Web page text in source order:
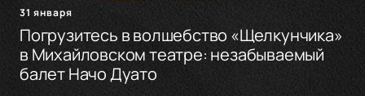
31 января
Погрузитесь в волшебство «Щелкунчика»
в Михайловском театре: незабываемый
балет Начо Дуато